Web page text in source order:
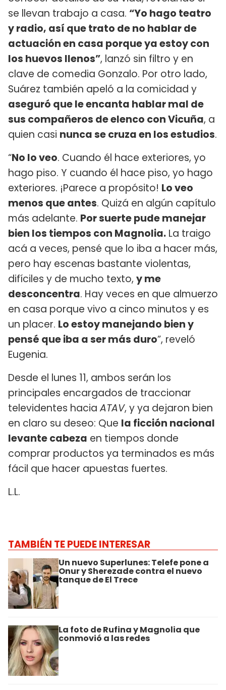
se llevan trabajo a casa. “Yo hago teatro
y radio, así que trato de no hablar de
actuación en casa porque ya estoy con
los huevos llenos”, lanzó sin filtro y en
clave de comedia Gonzalo. Por otro lado,
Suárez también apeló a la comicidad y
aseguró que le encanta hablar mal de
sus compañeros de elenco con Vicuña, a
quien casi nunca se cruza en los estudios.
“No lo veo. Cuando él hace exteriores, yo
hago piso. Y cuando él hace piso, yo hago
exteriores. ¡Parece a propósito! Lo veo
menos que antes. Quizá en algún capítulo
más adelante. Por suerte pude manejar
bien los tiempos con Magnolia. La traigo
acá a veces, pensé que lo iba a hacer más,
pero hay escenas bastante violentas,
difíciles y de mucho texto, y me
desconcentra. Hay veces en que almuerzo
en casa porque vivo a cinco minutos y es
un placer. Lo estoy manejando bien y
pensé que iba a ser más duro”, reveló
Eugenia.
Desde el lunes 11, ambos serán los
principales encargados de traccionar
televidentes haciaATAV, y ya dejaron bien
en claro su deseo: Que la ficción nacional
levante cabeza en tiempos donde
comprar productos ya terminados es más
fácil que hacer apuestas fuertes.
L.L.
TAMBIÉN TE PUEDE INTERESAR
Un nuevo Superlunes: Telefe pone a
Onur y Sherezade contra el nuevo
tanque de El Trece
La foto de Rufina y Magnolia que
conmovió a las redes